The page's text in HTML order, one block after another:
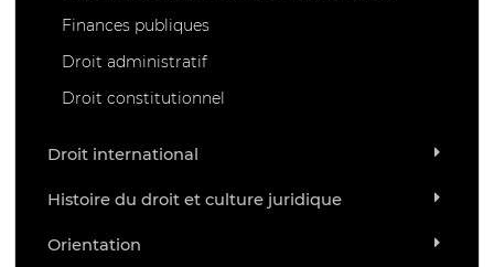
Finances publiques
Droit administratif
Droit constitutionnel
Droit international
Histoire du droit et culture juridique
Orientation